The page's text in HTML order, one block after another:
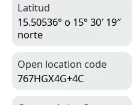
Latitud
15.50536° o 15° 30′ 19″
norte
Open location code
767HGX4G+4C